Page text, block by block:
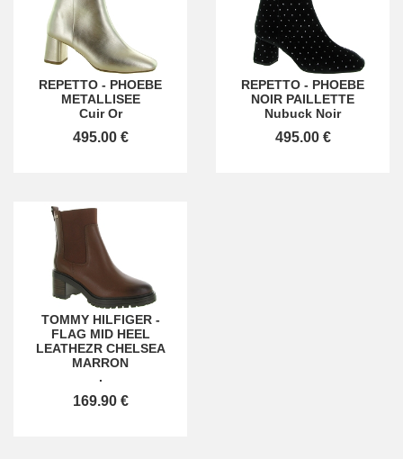
REPETTO - PHOEBE
METALLISEE
Cuir Or
495.00 €
REPETTO - PHOEBE
NOIR PAILLETTE
Nubuck Noir
495.00 €
TOMMY HILFIGER-
FLAG MID HEEL
LEATHEZR CHELSEA
MARRON
.
169.90 €